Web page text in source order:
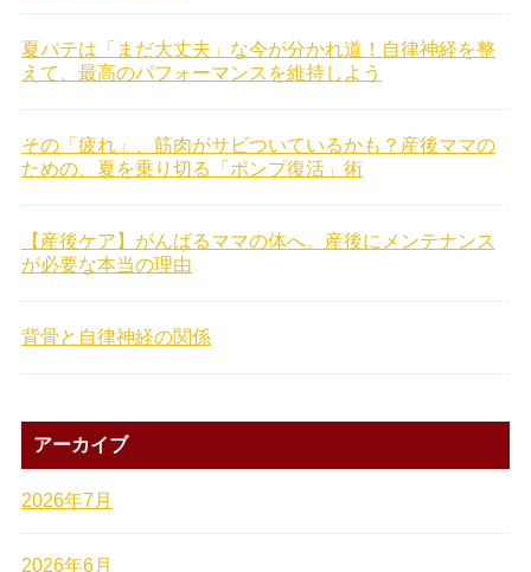
夏バテは「まだ大丈夫」な今が分かれ道！自律神経を整
えて、最高のパフォーマンスを維持しよう
その「疲れ」、筋肉がサビついているかも？産後ママの
ための、夏を乗り切る「ポンプ復活」術
【産後ケア】がんばるママの体へ。産後にメンテナンス
が必要な本当の理由
背骨と自律神経の関係
アーカイブ
2026年7月
2026年6月